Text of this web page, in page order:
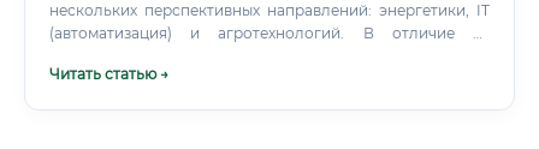
нескольких перспективных направлений: энергетики, IT
(автоматизация) и агротехнологий. В отличие от
более разнообразными и часто нестандартными
Читать статью →